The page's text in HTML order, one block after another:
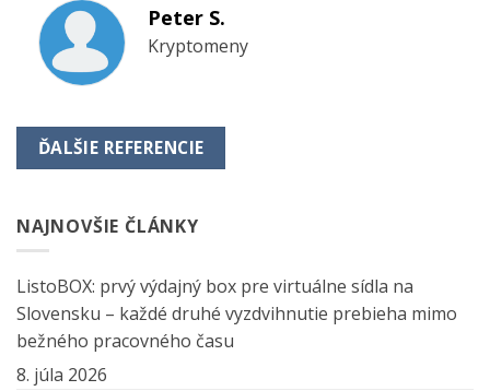
Peter S.
Kryptomeny
ĎALŠIE REFERENCIE
NAJNOVŠIE ČLÁNKY
ListoBOX: prvý výdajný box pre virtuálne sídla na
Slovensku – každé druhé vyzdvihnutie prebieha mimo
bežného pracovného času
8. júla 2026